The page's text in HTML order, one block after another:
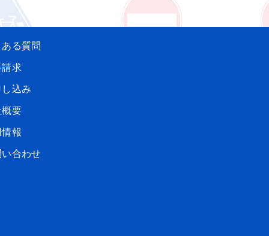
る質問
求
込み
要
報
合わせ